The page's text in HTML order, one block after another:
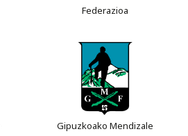
Federazioa
Gipuzkoako Mendizale